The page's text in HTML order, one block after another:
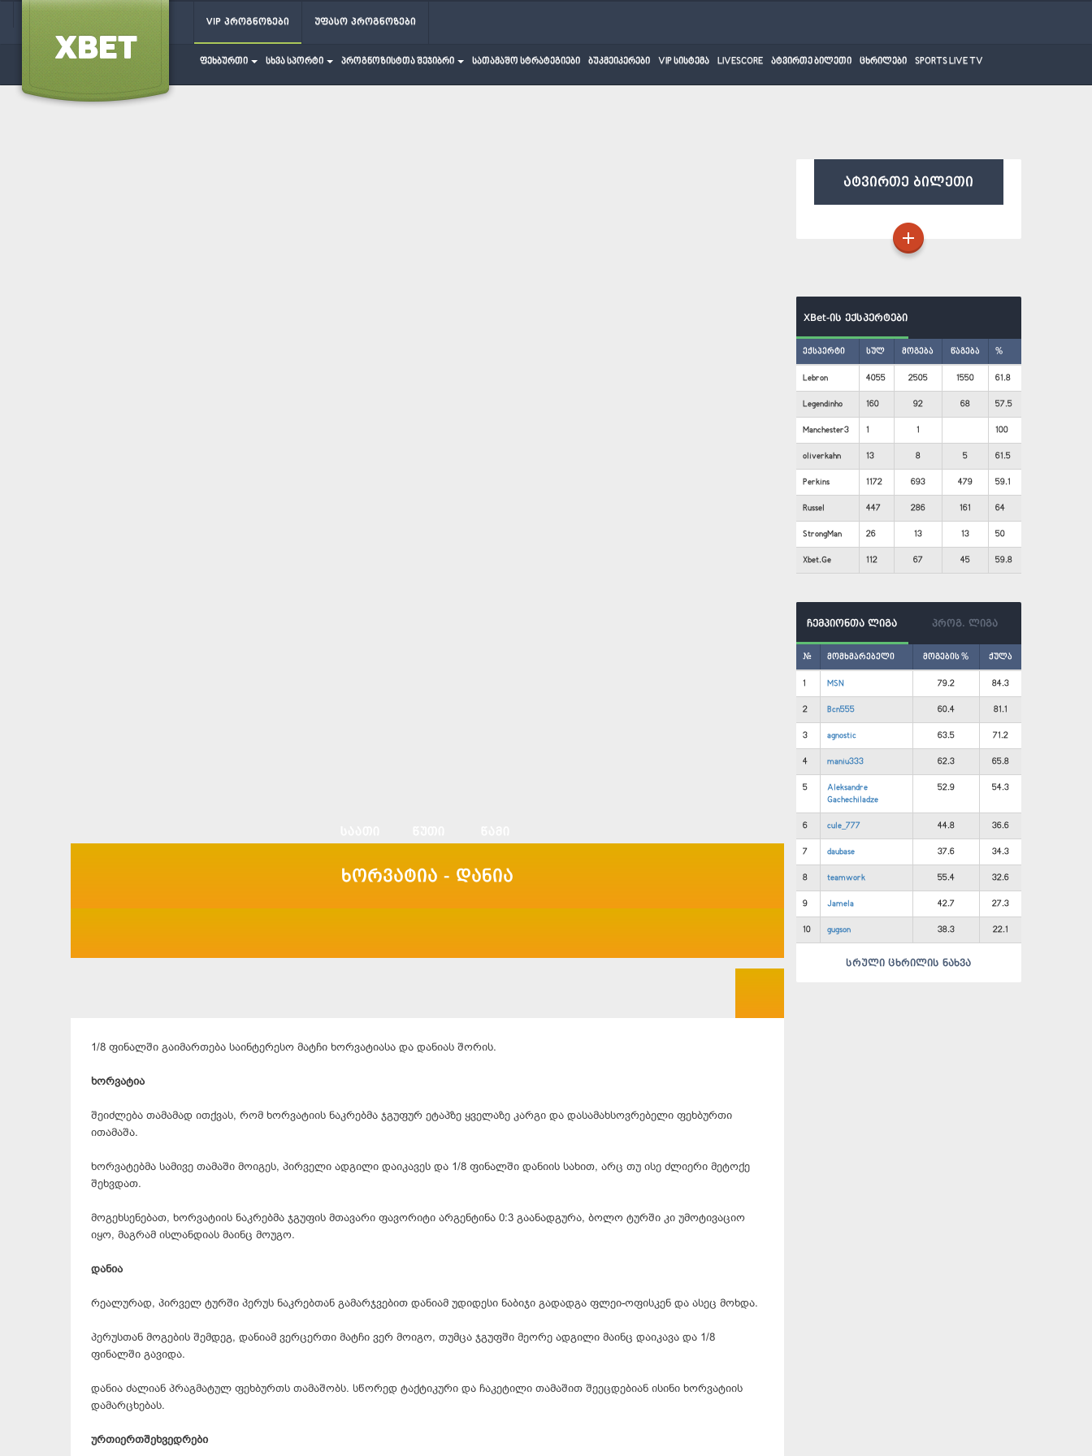
VIP პროგნოზები უფასო პროგნოზები
ფეხბურთი სხვა სპორტი პროგნოზისტთა შეჯიბრი სათამაშო სტრატეგიები ბუკმეიკერები VIP სისტემა LIVESCORE ატვირთე ბილეთი ცხრილები SPORTS LIVE TV
ხორვატია - დანია
1/8 ფინალში გაიმართება საინტერესო მატჩი ხორვატიასა და დანიას შორის.
ხორვატია
შეიძლება თამამად ითქვას, რომ ხორვატიის ნაკრებმა ჯგუფურ ეტაპზე ყველაზე კარგი და დასამახსოვრებელი ფეხბურთი
ითამაშა.
ხორვატებმა სამივე თამაში მოიგეს, პირველი ადგილი დაიკავეს და 1/8 ფინალში დანიის სახით, არც თუ ისე ძლიერი მეტოქე
შეხვდათ.
მოგეხსენებათ, ხორვატიის ნაკრებმა ჯგუფის მთავარი ფავორიტი არგენტინა 0:3 გაანადგურა, ბოლო ტურში კი უმოტივაციო
იყო, მაგრამ ისლანდიას მაინც მოუგო.
დანია
რეალურად, პირველ ტურში პერუს ნაკრებთან გამარჯვებით დანიამ უდიდესი ნაბიჯი გადადგა ფლეი-ოფისკენ და ასეც მოხდა.
პერუსთან მოგების შემდეგ, დანიამ ვერცერთი მატჩი ვერ მოიგო, თუმცა ჯგუფში მეორე ადგილი მაინც დაიკავა და 1/8
ფინალში გავიდა.
დანია ძალიან პრაგმატულ ფეხბურთს თამაშობს. სწორედ ტაქტიკური და ჩაკეტილი თამაშით შეეცდებიან ისინი ხორვატიის
დამარცხებას.
ურთიერთშეხვედრები
ატვირთე ბილეთი
XBet-ის ექსპერტები
ექსპერტი სულ მოგება წაგება %
Lebron 4055 2505 1550 61.8
Legendinho 160 92 68 57.5
Manchester3 1 1 100
oliverkahn 13 8 5 61.5
Perkins 1172 693 479 59.1
Russel 447 286 161 64
StrongMan 26 13 13 50
Xbet.Ge 112 67 45 59.8
ჩემპიონთა ლიგა პროგ. ლიგა
# მომხმარებელი მოგების % ქულა
1 MSN 79.2 84.3
2 Bcn555 60.4 81.1
3 agnostic 63.5 71.2
4 maniu333 62.3 65.8
5
Aleksandre
Gachechiladze
52.9 54.3
6 cule_777 44.8 36.6
7 daubase 37.6 34.3
8 teamwork 55.4 32.6
9 Jamela 42.7 27.3
10 gugson 38.3 22.1
სრული ცხრილის ნახვა